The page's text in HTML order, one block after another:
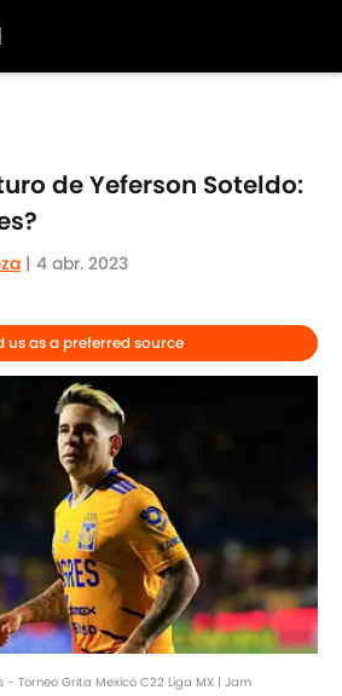
de Yeferson Soteldo:
| 4 abr. 2023
us as a preferred source
- Torneo Grita Mexico C22 Liga MX | Jam